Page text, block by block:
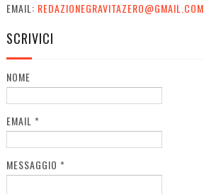
EMAIL: REDAZIONEGRAVITAZERO@GMAIL.COM
SCRIVICI
NOME
EMAIL *
MESSAGGIO *